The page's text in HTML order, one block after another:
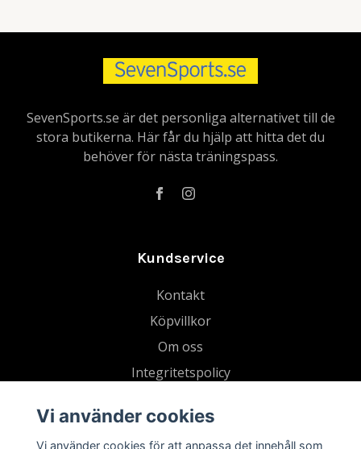
SevenSports.se är det personliga alternativet till de
stora butikerna. Här får du hjälp att hitta det du
behöver för nästa träningspass.
Kundservice
Kontakt
Köpvillkor
Om oss
Integritetspolicy
Blogg
Vi använder cookies
Vi använder cookies för att anpassa det innehåll som